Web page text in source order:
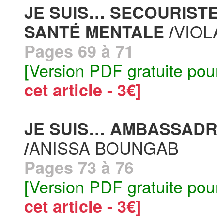
JE SUIS…
SANTÉ MENTALE /
Pages 69 à 71
[Version PDF gratuite
cet article - 3€]
JE SUIS…
/ANISSA BOUNGAB
Pages 73 à 76
[Version PDF gratuite
cet article - 3€]